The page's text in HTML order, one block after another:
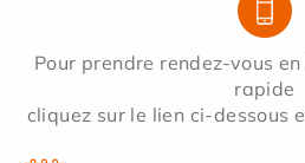
Pour prendre rendez-vous
rapide
cliquez sur le lien ci-dessous